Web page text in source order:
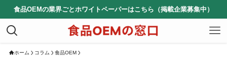
食品OEMの業界ごとホワイトペーパーはこちら（掲載企業募集中）
ホーム コラム 食品OEM